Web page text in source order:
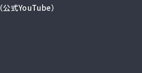
式YouTube）